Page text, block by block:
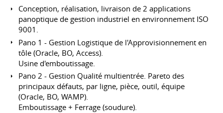
Conception, réalisation, livraison de 2 applications
panoptique de gestion industriel en environnement ISO
9001.
Pano 1 - Gestion Logistique de l'Approvisionnement en
tôle (Oracle, BO, Access).
Usine d'emboutissage.
Pano 2 - Gestion Qualité multientrée. Pareto des
principaux défauts, par ligne, pièce, outil, équipe
(Oracle, BO, WAMP).
Emboutissage + Ferrage (soudure).